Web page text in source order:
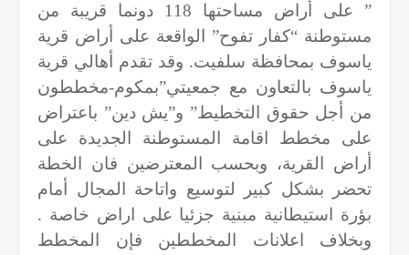
” على أراض مساحتها 118 دونما قريبة من
مستوطنة “كفار تفوح” الواقعة على أراض قرية
ياسوف بمحافظة سلفيت. وقد تقدم أهالي قرية
ياسوف بالتعاون مع جمعيتي”بمكوم-مخططون
من أجل حقوق التخطيط” و”يش دين” باعتراض
على مخطط اقامة المستوطنة الجديدة على
أراض القرية، وبحسب المعترضين فان الخطة
تحضر بشكل كبير لتوسيع واتاحة المجال أمام
بؤرة استيطانية مبنية جزئيا على اراض خاصة .
وبخلاف اعلانات المخططين فإن المخطط